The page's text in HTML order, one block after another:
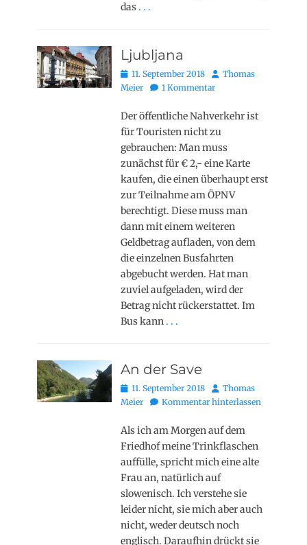
das . . .
Ljubljana
Posted
on
11. September 2018 AutorThomas
Meier
1 Kommentar
Der öffentliche Nahverkehr ist
für Touristen nicht zu
gebrauchen: Man muss
zunächst für € 2,- eine Karte
kaufen, die einen überhaupt erst
zur Teilnahme am ÖPNV
berechtigt. Diese muss man
dann mit einem weiteren
Geldbetrag aufladen, von dem
die einzelnen Busfahrten
abgebucht werden. Hat man
zuviel aufgeladen, wird der
Betrag nicht rückerstattet. Im
Bus kann . . .
An der Save
Posted
on
11. September 2018 AutorThomas
Meier
Kommentar hinterlassen
Als ich am Morgen auf dem
Friedhof meine Trinkflaschen
auffülle, spricht mich eine alte
Frau an, natürlich auf
slowenisch. Ich verstehe sie
leider nicht, sie mich aber auch
nicht, weder deutsch noch
englisch. Daraufhin drückt sie